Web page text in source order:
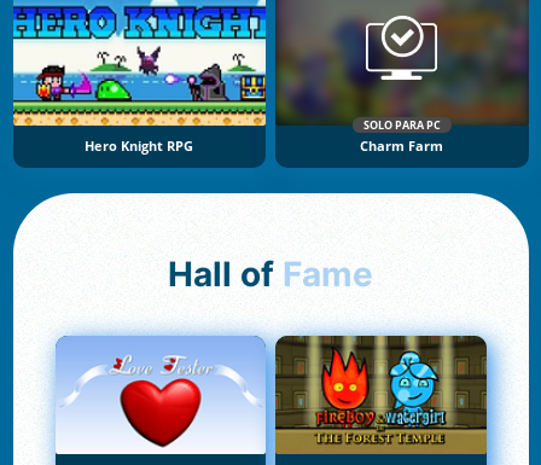
Hero Knight RPG
SOLO PARA PC
Charm Farm
Hall of Fame